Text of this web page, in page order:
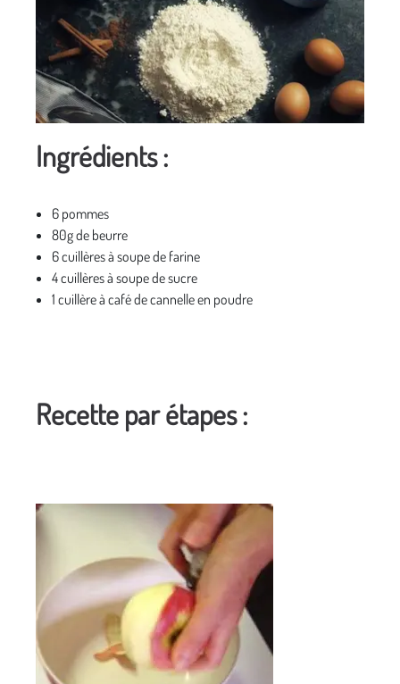
Ingrédients :
6 pommes
80g de beurre
6 cuillères à soupe de farine
4 cuillères à soupe de sucre
1 cuillère à café de cannelle en poudre
Recette par étapes :